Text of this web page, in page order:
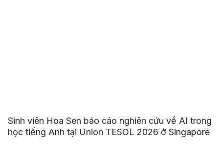
Sinh viên Hoa Sen báo cáo nghiên cứu về AI trong
học tiếng Anh tại Union TESOL 2026 ở Singapore